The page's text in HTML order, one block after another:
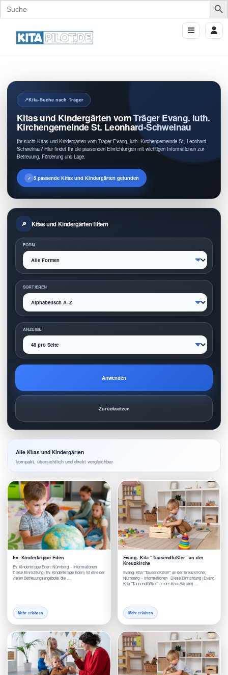
Search
for:
Kita-Suche nach Träger
Kitas und Kindergärten vom Träger Evang. luth.
Kirchengemeinde St. Leonhard-Schweinau
Ihr sucht Kitas und Kindergärten vom Träger Evang. luth. Kirchengemeinde St. Leonhard-
Schweinau? Hier findet Ihr die passenden Einrichtungen mit wichtigen Informationen zur
Betreuung, Förderung und Lage.
5 passende Kitas und Kindergärten gefunden
Kitas und Kindergärten filtern
FORM
SORTIEREN
ANZEIGE
Anwenden
Zurücksetzen
Alle Kitas und Kindergärten
kompakt, übersichtlich und direkt vergleichbar
Ev. Kinderkrippe Eden
Ev. Kinderkrippe Eden, Nürnberg - Informationen
Diese Einrichtung (Ev. Kinderkrippe Eden) ist eine der
vielen Betreuungsangebote, die …
Mehr erfahren
Evang. Kita “Tausendfüßler” an der
Kreuzkirche
Evang. Kita "Tausendfüßler" an der Kreuzkirche,
Nürnberg - Informationen Diese Einrichtung (Evang.
Kita "Tausendfüßler" an der Kreuzkirche) …
Mehr erfahren